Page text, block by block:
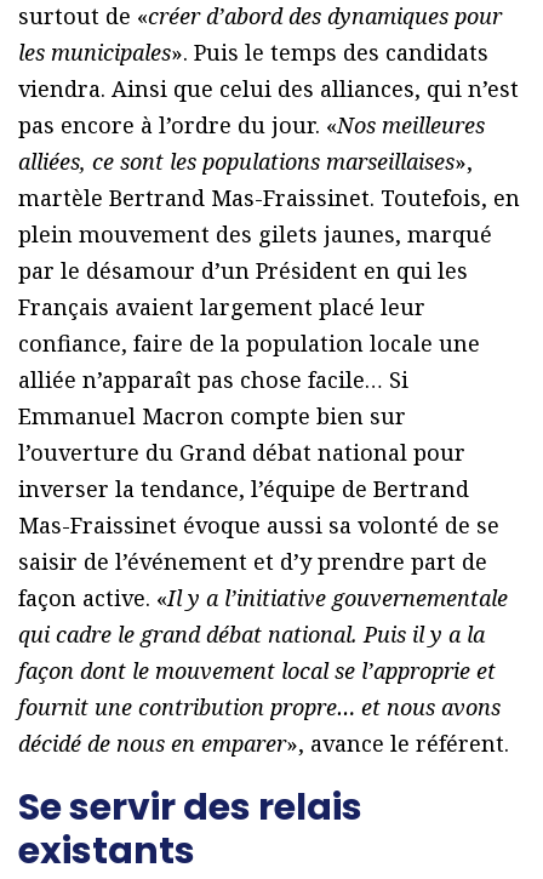
surtout de «créer d’abord des dynamiques pour
les municipales». Puis le temps des candidats
viendra. Ainsi que celui des alliances, qui n’est
pas encore à l’ordre du jour. «Nos meilleures
alliées, ce sont les populations marseillaises»,
martèle Bertrand Mas-Fraissinet. Toutefois, en
plein mouvement des gilets jaunes, marqué
par le désamour d’un Président en qui les
Français avaient largement placé leur
confiance, faire de la population locale une
alliée n’apparaît pas chose facile… Si
Emmanuel Macron compte bien sur
l’ouverture du Grand débat national pour
inverser la tendance, l’équipe de Bertrand
Mas-Fraissinet évoque aussi sa volonté de se
saisir de l’événement et d’y prendre part de
façon active. «Il y a l’initiative gouvernementale
qui cadre le grand débat national. Puis il y a la
façon dont le mouvement local se l’approprie et
fournit une contribution propre… et nous avons
décidé de nous en emparer», avance le référent.
Se servir des relais
existants